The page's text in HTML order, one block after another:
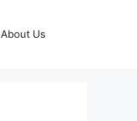
About Us